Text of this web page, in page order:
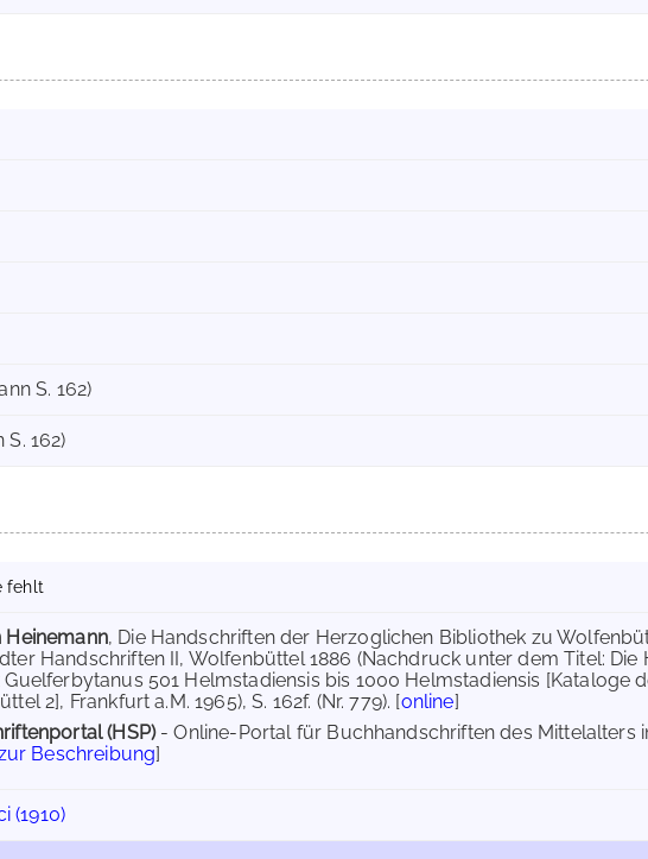
S. 162)
S. 162)
fehlt
Heinemann, Die Handschriften der Herzoglichen Bibliothek zu
Handschriften II, Wolfenbüttel 1886 (Nachdruck unter dem Titel:
Guelferbytanus 501 Helmstadiensis bis 1000 Helmstadiensis
2], Frankfurt a.M. 1965), S. 162f. (Nr. 779). [online]
(HSP)- Online-Portal für Buchhandschriften des Mittelalters
Beschreibung]
(1910)